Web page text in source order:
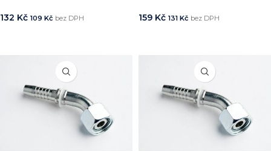
132 Kč 109 Kč bez DPH 159 Kč 131 Kč bez DPH